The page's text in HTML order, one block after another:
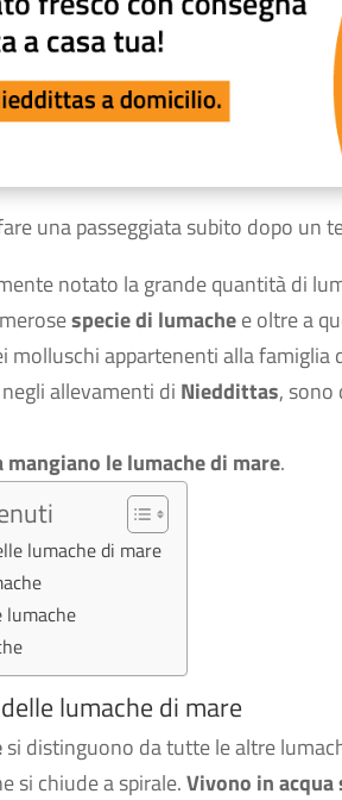
una passeggiata subito dopo un
notato la grande quantità di
specie di lumachee oltre a
molluschi appartenenti alla
allevamenti di Nieddittas, sono
mangiano le lumache di mare.
lumache di mare
lumache
lumache di mare
si distinguono da tutte le altre
si chiude a spirale.Vivono in acqua